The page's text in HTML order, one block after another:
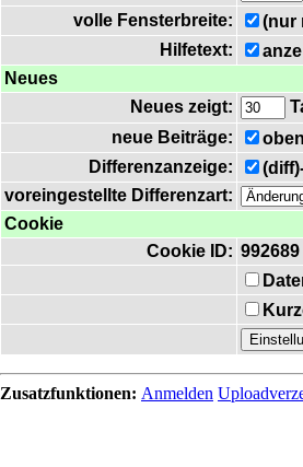
volle Fensterbreite:
(nur
Hilfetext:
Neues
Neues zeigt:
neue Beiträge:
Differenzanzeige:
voreingestellte Differenzart:
Cookie
Cookie ID: 992689
Zusatzfunktionen: Anmelden